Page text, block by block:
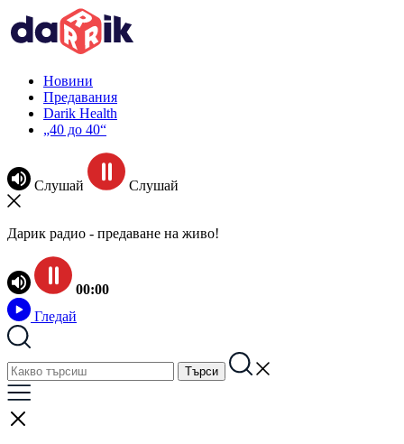
Новини
Предавания
Darik Health
„40 до 40“
Слушай Слушай
Дарик радио - предаване на живо!
00:00
Гледай